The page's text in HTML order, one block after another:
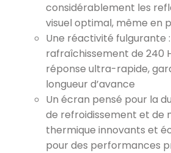
considérablement les
visuel optimal, même en
Une réactivité fulgurante
rafraîchissement de 240
réponse ultra-rapide,
longueur d’avance
Un écran pensé pour la
de refroidissement et de
thermique innovants et
pour des performances